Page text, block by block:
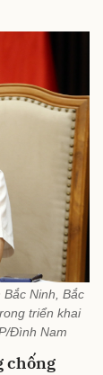
Ninh, Bắc
triển khai
Đình Nam
chống